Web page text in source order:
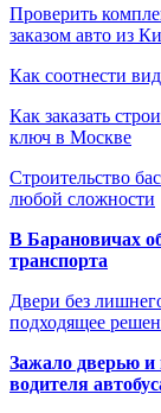
Проверить
заказом авто из
Как соотнести
Как заказать
ключ в Москве
Строительство
любой сложности
В Барановичах
транспорта
Двери без
подходящее
Зажало дверью и
водителя